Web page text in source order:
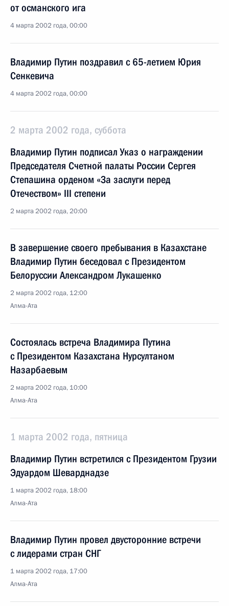
от османского ига
4 марта 2002 года, 00:00
Владимир Путин поздравил с 65-летием Юрия
Сенкевича
4 марта 2002 года, 00:00
2 марта 2002 года, суббота
Владимир Путин подписал Указ о награждении
Председателя Счетной палаты России Сергея
Степашина орденом «За заслуги перед
Отечеством» III степени
2 марта 2002 года, 20:00
В завершение своего пребывания в Казахстане
Владимир Путин беседовал с Президентом
Белоруссии Александром Лукашенко
2 марта 2002 года, 12:00
Алма-Ата
Состоялась встреча Владимира Путина
с Президентом Казахстана Нурсултаном
Назарбаевым
2 марта 2002 года, 10:00
Алма-Ата
1 марта 2002 года, пятница
Владимир Путин встретился с Президентом Грузии
Эдуардом Шеварднадзе
1 марта 2002 года, 18:00
Алма-Ата
Владимир Путин провел двусторонние встречи
с лидерами стран СНГ
1 марта 2002 года, 17:00
Алма-Ата